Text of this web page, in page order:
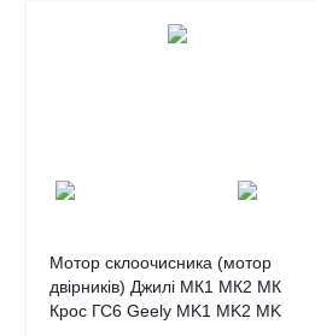
Мотор склоочисника (мотор
двірників) Джилі МК1 МК2 МК
Крос ГС6 Geely MK1 MK2 MK